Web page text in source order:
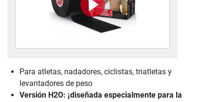
Para atletas, nadadores, ciclistas, triatletas y
levantadores de peso
Versión H2O: ¡diseñada especialmente para la